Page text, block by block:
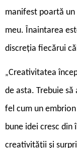
manifest poartă un
meu. Înaintarea
discreția fiecărui
„Creativitatea
de asta. Trebuie să
fel cum un
bune idei cresc din
creativității și